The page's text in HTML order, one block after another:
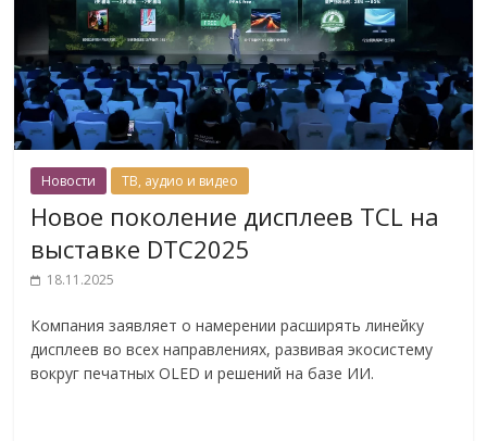
Новости ТВ, аудио и видео
Новое поколение дисплеев TCL на
выставке DTC2025
18.11.2025
Компания заявляет о намерении расширять линейку
дисплеев во всех направлениях, развивая экосистему
вокруг печатных OLED и решений на базе ИИ.